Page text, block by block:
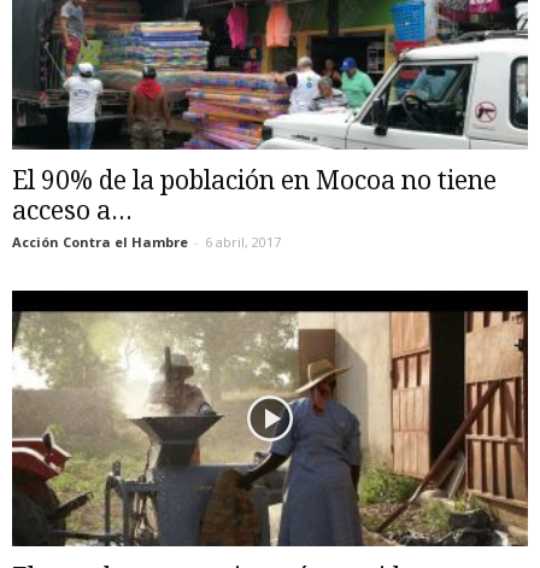
El 90% de la población en Mocoa no tiene
acceso a...
Acción Contra el Hambre - 6 abril, 2017